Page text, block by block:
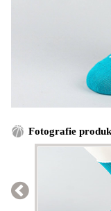
Fotografie